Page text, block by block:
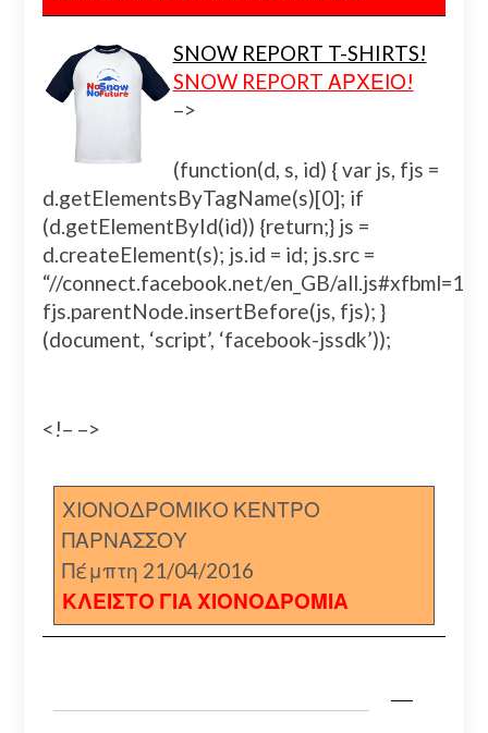
SNOW REPORT T-SHIRTS!
SNOW REPORT ΑΡΧΕΙΟ!
–>
(function(d, s, id) { var js, fjs =
d.getElementsByTagName(s)[0]; if
(d.getElementById(id)) {return;} js =
d.createElement(s); js.id = id; js.src =
“//connect.facebook.net/en_GB/
fjs.parentNode.insertBefore(js, fjs); }
(document, ‘script’, ‘facebook-jssdk’));
<!– –>
ΧΙΟΝΟΔΡΟΜΙΚΟ ΚΕΝΤΡΟ
ΠΑΡΝΑΣΣΟΥ
Πέμπτη 21/04/2016
ΚΛΕΙΣΤΟ ΓΙΑ ΧΙΟΝΟΔΡΟΜΙΑ